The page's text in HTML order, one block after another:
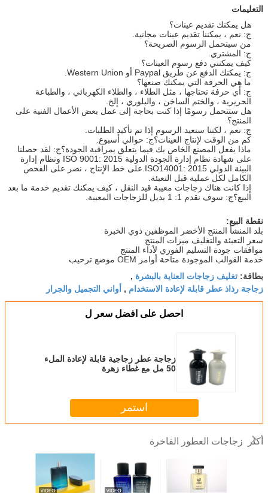
التعليمات
هل يمكنك تقديم عينات؟
ج: نعم ، يمكننا تقديم عينات مجانية.
من سيتحمل الرسوم الصريحة؟
ج: المشتري.
كيف يمكنني دفع رسوم العينات؟
ج: يمكنك الدفع عن طريق Paypal أو Western Union.
ما هي الحرفة التي يمكنك صنعها؟
ج: أي حرفة تحتاجها ، مثل الطلاء ، والطلاء الكهربائي ، والطباعة
الحريرية ، والختم الساخن ، والبلوري ، إلخ.
هل ستتحمل رسومًا إذا كنت بحاجة إلى عمل بعض الأعمال الفنية على
المنتج؟
ج: نعم ، لكننا سنعيد الرسوم إذا تم تأكيد الطلبات.
كم من الوقت لإنتاج العينات؟ج: حوالي أسبوع.
ماذا يفعل المصنع الخاص بك فيما يتعلق بمراقبة الجودة؟ج: لقد حصلنا
على شهادة نظام إدارة الجودة الدولية ISO 9001: 2015 ونظام إدارة
البيئة الدولي ISO14001: 2015.على خط الإنتاج ، نصر على الفحص
الكامل لكل عملية قبل التعبئة.
إذا كانت هناك زجاجات معيبة قيد النقل ، كيف يمكنك تقديم خدمة ما بعد
البيع؟ج: سوف نقدم 1: 1 بديل للزجاجات المعيبة.
نقطة البيع:
بلد المنشأ المنتج الأخضر الموظفين ذوي الخبرة
سعر التعبئة والتغليف ميزات المنتج
موافقات جودة التسليم الفوري لأداء المنتج
خدمة القوالب الموجودة متاحة أوامر OEM موضع ترحيب
بطاقة: تغليف زجاجات العناية بالبشرة ,
زجاجة رذاذ عطر قابلة لإعادة الاستخدام , أواني التجميل والجرار
احصل على افضل سعر ل
زجاجة عطر زجاجية قابلة لإعادة الملء
50 مل مع غطاء زهرة
استمر
أكثر زجاجات العطور الفاخرة